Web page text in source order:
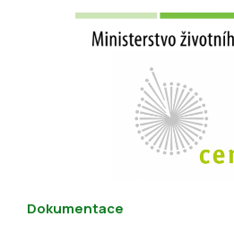
Dokumentace